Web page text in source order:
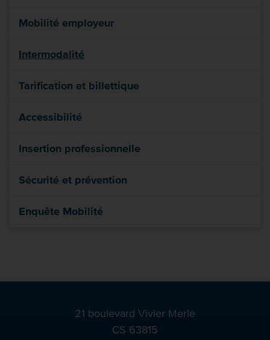
Mobilité employeur
Intermodalité
Tarification et billettique
Accessibilité
Insertion professionnelle
Sécurité et prévention
Enquête Mobilité
21 boulevard Vivier Merle
CS 63815